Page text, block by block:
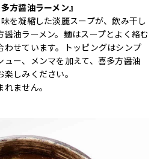
方醤油ラーメン』
を凝縮した淡麗スープが、飲み干し
油ラーメン。麺はスープとよく絡む
わせています。トッピングはシンプ
ュー、メンマを加えて、喜多方醤油
しみください。
ません。